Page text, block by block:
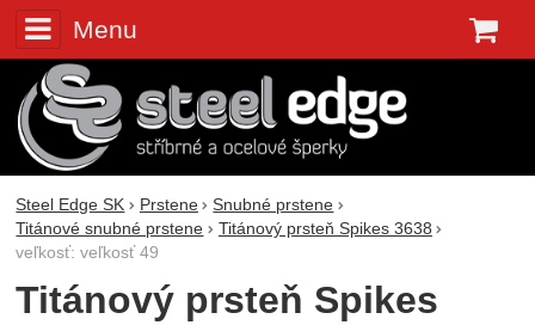
Menu
Steel Edge SK Prstene
Snubné prstene
Titánové snubné prstene
Titánový prsteň Spikes 3638
veľkosť: veľkosť 49
Titánový prsteň Spikes